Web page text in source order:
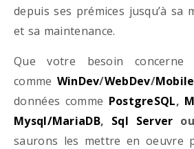
depuis ses prémices jusqu’à sa
et sa maintenance.
Que votre besoin concerne
comme WinDev/WebDev/Mobile
données comme PostgreSQL,
Mysql/MariaDB, Sql Server ou
saurons les mettre en oeuvre